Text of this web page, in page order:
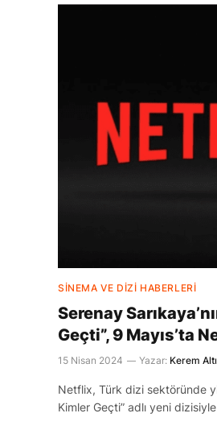
SINEMA VE DIZI HABERLERI
Serenay
Geçti”, 9 Mayıs’ta
15 Nisan 2024 Yazar: Kerem
Netflix, Türk dizi sektöründe
Kimler Geçti” adlı yeni